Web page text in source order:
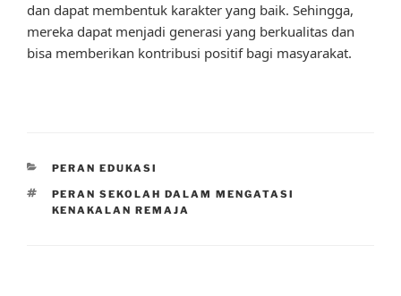
dan dapat membentuk karakter yang baik. Sehingga,
mereka dapat menjadi generasi yang berkualitas dan
bisa memberikan kontribusi positif bagi masyarakat.
CATEGORIES
PERAN EDUKASI
TAGS
PERAN SEKOLAH DALAM MENGATASI
KENAKALAN REMAJA